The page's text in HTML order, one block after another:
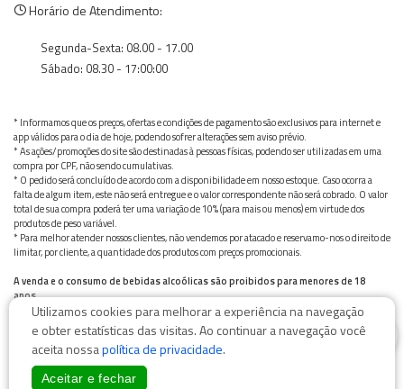
Horário de Atendimento:
Segunda-Sexta: 08.00 - 17.00
Sábado: 08.30 - 17:00:00
* Informamos que os preços, ofertas e condições de pagamento são exclusivos para internet e
app válidos para o dia de hoje, podendo sofrer alterações sem aviso prévio.
* As ações/promoções do site são destinadas à pessoas físicas, podendo ser utilizadas em uma
compra por CPF, não sendo cumulativas.
* O pedido será concluído de acordo com a disponibilidade em nosso estoque. Caso ocorra a
falta de algum item, este não será entregue e o valor correspondente não será cobrado. O valor
total de sua compra poderá ter uma variação de 10% (para mais ou menos) em virtude dos
produtos de peso variável.
* Para melhor atender nossos clientes, não vendemos por atacado e reservamo-nos o direito de
limitar, por cliente, a quantidade dos produtos com preços promocionais.
A venda e o consumo de bebidas alcoólicas são proibidos para menores de 18
anos.
Bebida alcoólica pode causar dependência química e, em excesso, provoca graves males à saúde.
Beba com moderação
Utilizamos cookies para melhorar a experiência na navegação
e obter estatísticas das visitas. Ao continuar a navegação você
aceita nossapolítica de privacidade.
Aceitar e fechar